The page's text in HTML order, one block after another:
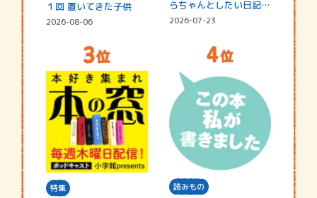
１回 置いてきた子供
2026-08-06
らちゃんとしたい日記
☆202…
2026-07-23
特集 読みもの